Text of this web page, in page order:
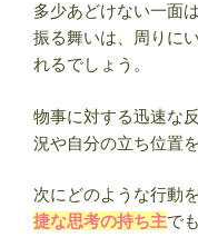
相
性・
有
人
ま
と
め
【誕
多少あどけない一面
振る舞いは、周りに
れるでしょう。
物事に対する迅速な
況や自分の立ち位置
次にどのような行動
捷な思考の持ち主で